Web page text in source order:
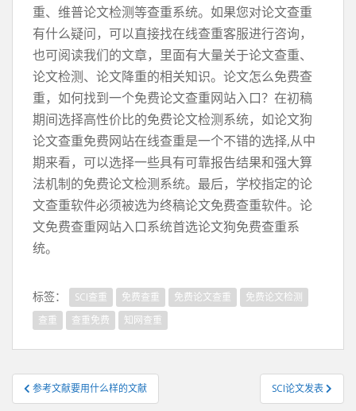
重、维普论文检测等查重系统。如果您对论文查重
有什么疑问，可以直接找在线查重客服进行咨询，
也可阅读我们的文章，里面有大量关于论文查重、
论文检测、论文降重的相关知识。论文怎么免费查
重，如何找到一个免费论文查重网站入口？在初稿
期间选择高性价比的免费论文检测系统，如论文狗
论文查重免费网站在线查重是一个不错的选择,从中
期来看，可以选择一些具有可靠报告结果和强大算
法机制的免费论文检测系统。最后，学校指定的论
文查重软件必须被选为终稿论文免费查重软件。论
文免费查重网站入口系统首选论文狗免费查重系
统。
标签： SCI查重 免费查重 免费论文查重
免费论文检测
查重
查重免费 知网查重
文
章
参考文献要用什么样的文献 SCI论文发表